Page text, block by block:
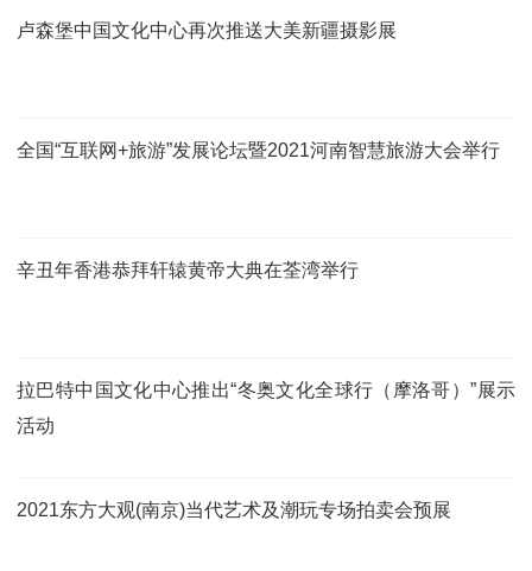
卢森堡中国文化中心再次推送大美新疆摄影展
全国“互联网+旅游”发展论坛暨2021河南智慧旅游大会举行
辛丑年香港恭拜轩辕黄帝大典在荃湾举行
拉巴特中国文化中心推出“冬奥文化全球行（摩洛哥）”展示
活动
2021东方大观(南京)当代艺术及潮玩专场拍卖会预展